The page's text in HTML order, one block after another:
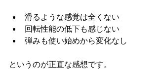
滑るような感覚は全くない
回転性能の低下も感じない
弾みも使い始めから変化なし
というのが正直な感想です。